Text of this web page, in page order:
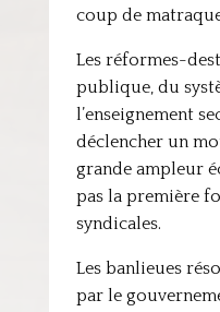
coup de
Les réformes-
publique, du
l’enseignement
déclencher un
grande ampleur
pas la première
syndicales.
Les banlieues
par le